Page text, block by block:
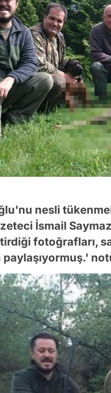
nesli
İsmail
fotoğrafları,
paylaşıyormuş.'